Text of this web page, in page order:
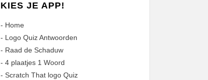
KIES JE APP!
- Home
- Logo Quiz Antwoorden
- Raad de Schaduw
- 4 plaatjes 1 Woord
- Scratch That logo Quiz